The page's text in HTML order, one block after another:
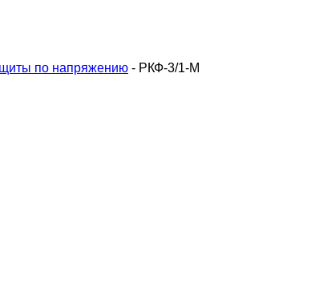
по напряжению - РКФ-3/1-М